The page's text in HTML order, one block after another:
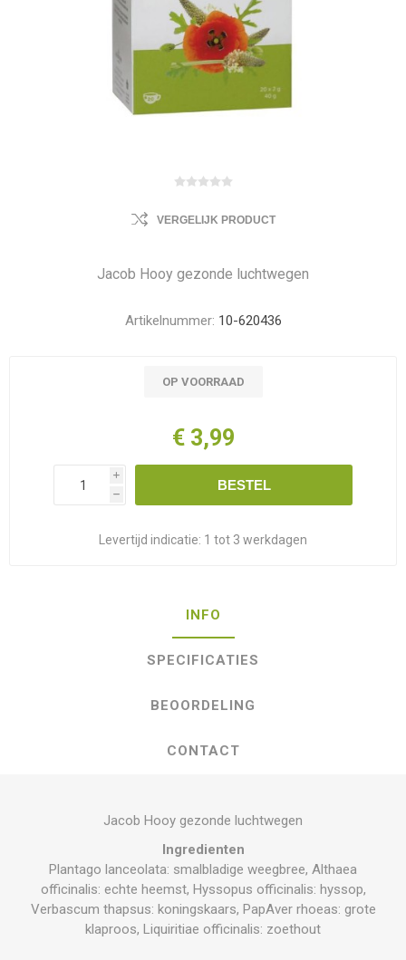
VERGELIJK PRODUCT
Jacob Hooy gezonde luchtwegen
Artikelnummer: 10-620436
OP VOORRAAD
€ 3,99
i
h
BESTEL
Levertijd indicatie: 1 tot 3 werkdagen
INFO
SPECIFICATIES
BEOORDELING
CONTACT
Jacob Hooy gezonde luchtwegen
Ingredienten
Plantago lanceolata: smalbladige weegbree, Althaea
officinalis: echte heemst, Hyssopus officinalis: hyssop,
Verbascum thapsus: koningskaars, PapAver rhoeas: grote
klaproos, Liquiritiae officinalis: zoethout